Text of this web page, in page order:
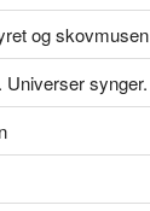
og skovmusen
Universer synger.